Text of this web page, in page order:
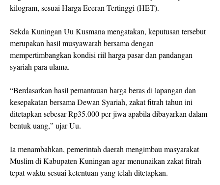
kilogram, sesuai Harga Eceran Tertinggi (HET).
Sekda Kuningan Uu Kusmana mengatakan, keputusan tersebut
merupakan hasil musyawarah bersama dengan
mempertimbangkan kondisi riil harga pasar dan pandangan
syariah para ulama.
“Berdasarkan hasil pemantauan harga beras di lapangan dan
kesepakatan bersama Dewan Syariah, zakat fitrah tahun ini
ditetapkan sebesar Rp35.000 per jiwa apabila dibayarkan dalam
bentuk uang,” ujar Uu.
Ia menambahkan, pemerintah daerah mengimbau masyarakat
Muslim di Kabupaten Kuningan agar menunaikan zakat fitrah
tepat waktu sesuai ketentuan yang telah ditetapkan.